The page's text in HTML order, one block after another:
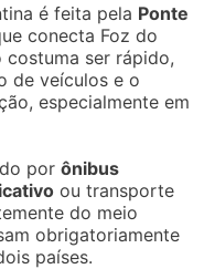
é feita pela Ponte
conecta Foz do
costuma ser rápido,
de veículos e o
especialmente em
porônibus
ou transporte
do meio
obrigatoriamente
países.